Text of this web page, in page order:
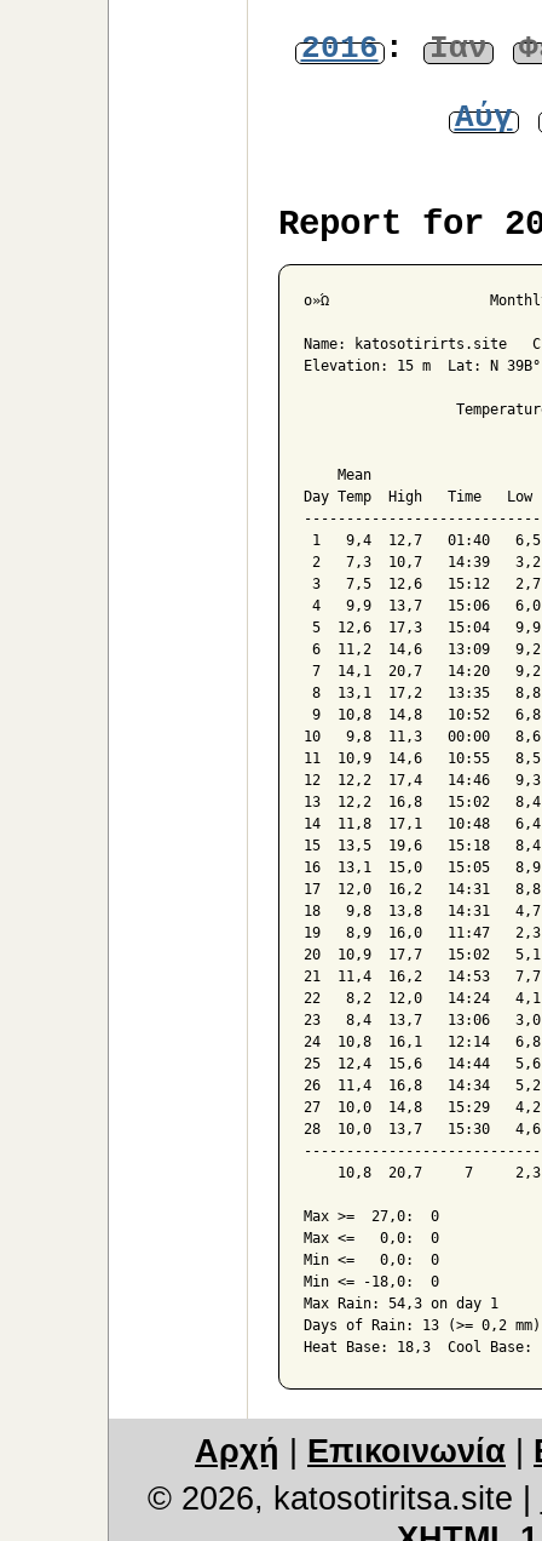
2016: Ιαν
Αύγ
Report for
ο»Ώ                   Monthly
Name: katosotirirts.site
Elevation: 15 m  Lat: N
Mean
Day Temp  High   Time
1   9,4  12,7   01:40
2   7,3  10,7   14:39
3   7,5  12,6   15:12
4   9,9  13,7   15:06
5  12,6  17,3   15:04
6  11,2  14,6   13:09
7  14,1  20,7   14:20
8  13,1  17,2   13:35
9  10,8  14,8   10:52
10   9,8  11,3   00:00
11  10,9  14,6   10:55
12  12,2  17,4   14:46
13  12,2  16,8   15:02
14  11,8  17,1   10:48
15  13,5  19,6   15:18
16  13,1  15,0   15:05
17  12,0  16,2   14:31
18   9,8  13,8   14:31
19   8,9  16,0   11:47
20  10,9  17,7   15:02
21  11,4  16,2   14:53
22   8,2  12,0   14:24
23   8,4  13,7   13:06
24  10,8  16,1   12:14
25  12,4  15,6   14:44
26  11,4  16,8   14:34
27  10,0  14,8   15:29
28  10,0  13,7   15:30
10,8  20,7     7
Max >=  27,0:  0
Max <=   0,0:  0
Min <=   0,0:  0
Min <= -18,0:  0
Max Rain: 54,3 on day 1
Days of Rain: 13 (>= 0,2
Αρχή Επικοινωνία
© 2026, katosotiritsa.site